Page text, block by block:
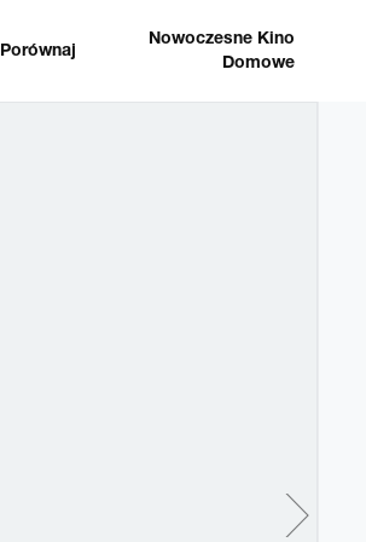
Porównaj
Nowoczesne Kino
Domowe